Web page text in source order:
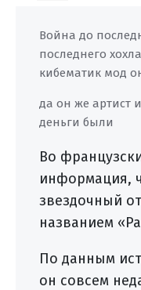
Война до
последнего
кибематик мод
да он же артист
деньги были
Во
информация,
звездочный
названием
По данным
он совсем